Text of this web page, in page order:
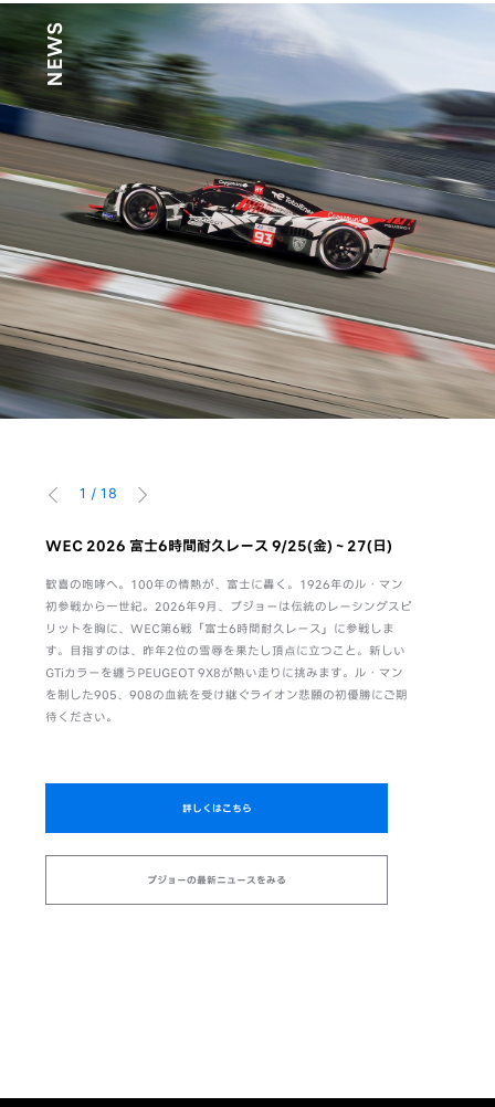
NEWS
1 / 18
WEC 2026 富士6時間耐久レース 9/25(金)～27(日)
歓喜の咆哮へ。100年の情熱が、富士に轟く。1926年のル・マン
初参戦から一世紀。2026年9月、プジョーは伝統のレーシングスピ
リットを胸に、WEC第6戦「富士6時間耐久レース」に参戦しま
す。目指すのは、昨年2位の雪辱を果たし頂点に立つこと。新しい
GTiカラーを纏うPEUGEOT 9X8が熱い走りに挑みます。ル・マン
を制した905、908の血統を受け継ぐライオン悲願の初優勝にご期
待ください。
詳しくはこちら
プジョーの最新ニュースをみる